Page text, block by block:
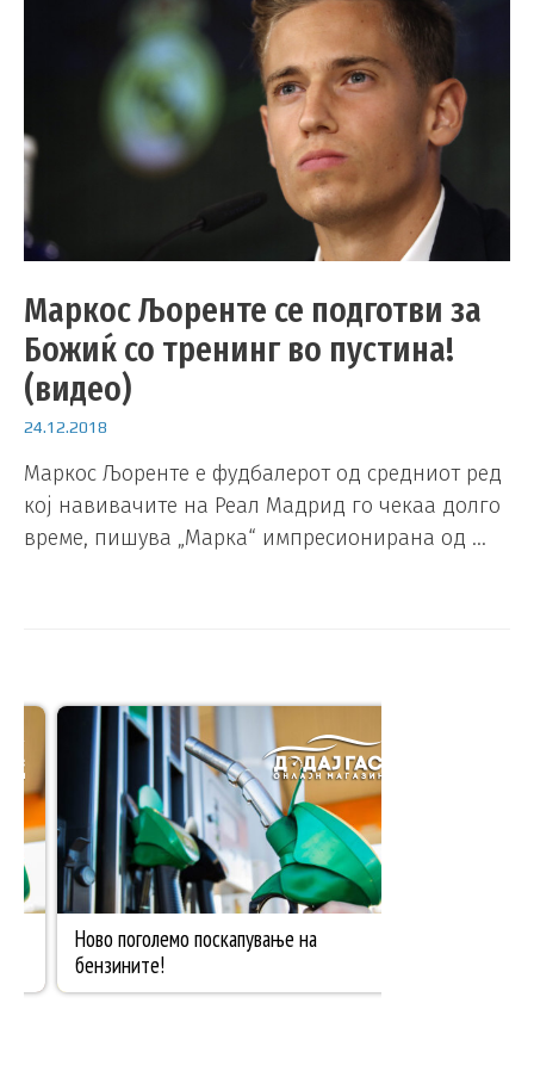
Маркос Љоренте се подготви за
Божиќ со тренинг во пустина!
(видео)
24.12.2018
Маркос Љоренте е фудбалерот од средниот ред
кој навивачите на Реал Мадрид го чекаа долго
време, пишува „Марка“ импресионирана од …